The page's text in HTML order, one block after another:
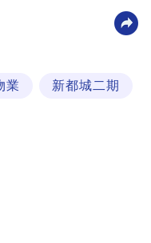
業 新都城二期